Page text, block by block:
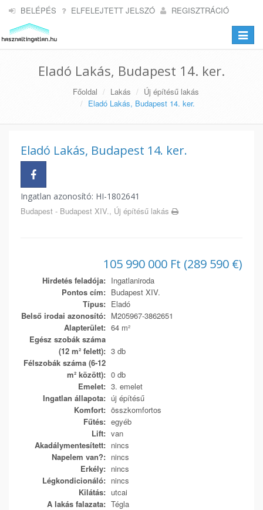
BELÉPÉS ELFELEJTETT JELSZÓ REGISZTRÁCIÓ
Toggle
Eladó Lakás, Budapest 14. ker.
Főoldal Lakás
Új építésű lakás
Eladó Lakás, Budapest 14. ker.
Eladó Lakás, Budapest 14. ker.
Ingatlan azonosító: HI-1802641
Budapest - Budapest XIV., Új építésű lakás
105 990 000 Ft (289 590 €)
Hirdetés feladója: Ingatlaniroda
Pontos cím: Budapest XIV.
Típus: Eladó
Belső irodai azonosító: M205967-3862651
Alapterület: 64 m²
Egész szobák száma
(12 m² felett): 3 db
Félszobák száma (6-12
m² között): 0 db
Emelet: 3. emelet
Ingatlan állapota: új építésű
Komfort: összkomfortos
Fűtés: egyéb
Lift: van
Akadálymentesített: nincs
Napelem van?: nincs
Erkély: nincs
Légkondicionáló: nincs
Kilátás: utcai
A lakás falazata: Tégla